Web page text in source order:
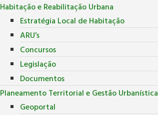
Habitação e Reabilitação Urbana
Estratégia Local de Habitação
ARU’s
Concursos
Legislação
Documentos
Planeamento Territorial e Gestão Urbanística
Geoportal